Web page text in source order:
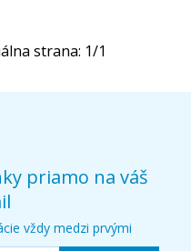
strana: 1/1
priamo na váš
vždy medzi prvými